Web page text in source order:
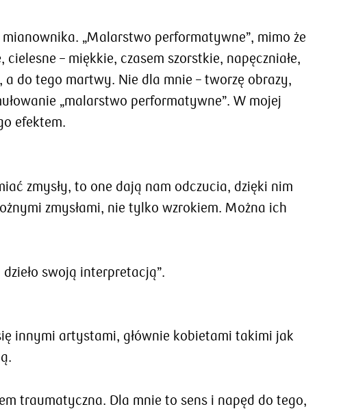
„Malarstwo performatywne”, mimo że
– miękkie, czasem szorstkie, napęczniałe,
do tego martwy. Nie dla mnie – tworzę obrazy,
„malarstwo performatywne”. W mojej
efektem.
zmysły, to one dają nam odczucia, dzięki nim
zmysłami, nie tylko wzrokiem. Można ich
swoją interpretacją”.
innymi artystami, głównie kobietami takimi jak
traumatyczna. Dla mnie to sens i napęd do tego,